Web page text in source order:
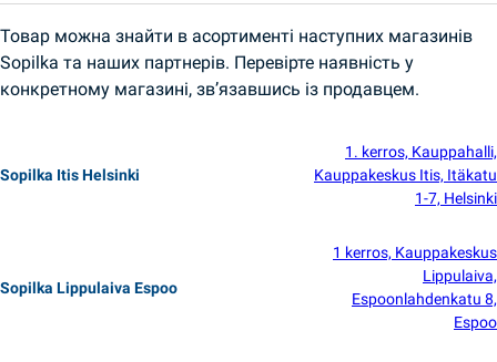
Товар можна знайти в асортименті наступних магазинів
Sopilka та наших партнерів. Перевірте наявність у
конкретному магазині, зв’язавшись із продавцем.
Sopilka Itis Helsinki
1. kerros, Kauppahalli,
Kauppakeskus Itis, Itäkatu
1-7, Helsinki
Sopilka Lippulaiva Espoo
1 kerros, Kauppakeskus
Lippulaiva,
Espoonlahdenkatu 8,
Espoo